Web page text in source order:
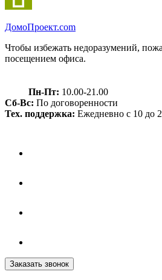
ДомоПроект.com
Чтобы избежать недоразумений,
посещением офиса.
Пн-Пт: 10.00-21.00
Сб-Вс: По договоренности
Тех. поддержка: Ежедневно с 10 до
Заказать звонок